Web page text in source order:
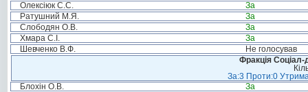
Олексіюк С.С.
За
Ратушний М.Я.
За
Слободян О.В.
За
Хмара С.І.
За
Шевченко В.Ф.
Не голосував
Фракція Соціал-
За:3 Проти:0
Блохін О.В.
За